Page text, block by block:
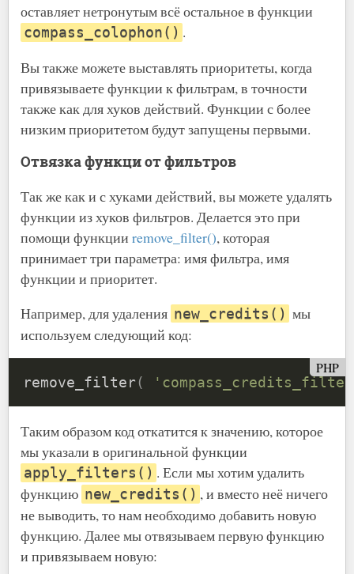
оставляет нетронутым всё остальное в функции
compass_colophon() .
Вы также можете выставлять приоритеты, когда
привязываете функции к фильтрам, в точности
также как для хуков действий. Функции с более
низким приоритетом будут запущены первыми.
Отвязка функци от фильтров
Так же как и с хуками действий, вы можете удалять
функции из хуков фильтров. Делается это при
помощи функции remove_filter(), которая
принимает три параметра: имя фильтра, имя
функции и приоритет.
Например, для удаления new_credits() мы
используем следующий код:
PHP
remove_filter(
Таким образом код откатится к значению, которое
мы указали в оригинальной функции
apply_filters() . Если мы хотим удалить
функцию new_credits() , и вместо неё ничего
не выводить, то нам необходимо добавить новую
функцию. Далее мы отвязываем первую функцию
и привязываем новую: